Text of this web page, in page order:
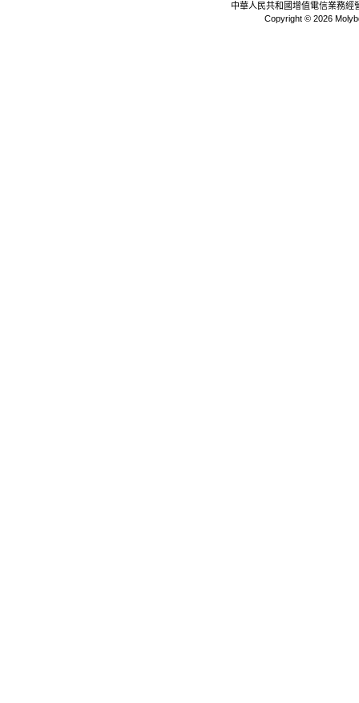
中華人民共和國增值電信業務經
Copyright © 2026